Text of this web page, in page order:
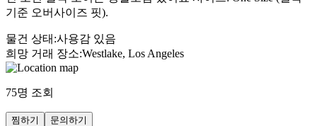
기준 오버사이즈 핏).
물건 상태 :사용감 있음
희망 거래 장소:Westlake, Los Angeles
75명 조회
찜하기 문의하기